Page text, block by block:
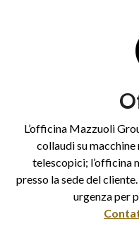
L’officina Mazzuoli
collaudi su
telescopici; l’officina
presso la sede del
urgenza per